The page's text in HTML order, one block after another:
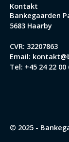
Kontakt
Bankegaarden
5683 Haarby
CVR: 32207863
Email:
Tel: +45 24 22 00
© 2025 -